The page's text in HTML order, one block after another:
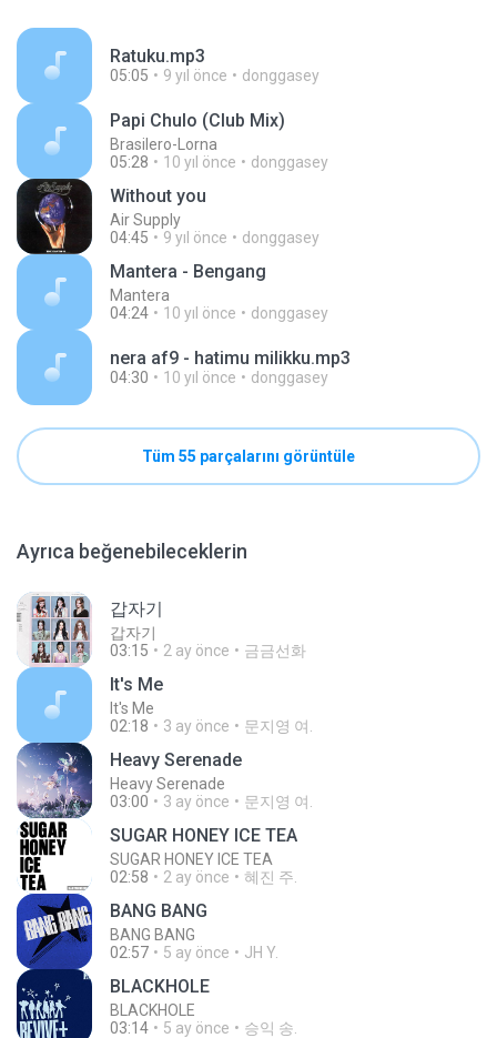
Ratuku.mp3
05:05 9 yıl önce donggasey
Papi Chulo (Club Mix)
Brasilero-Lorna
05:28
10 yıl önce donggasey
Without you
Air Supply
04:45
9 yıl önce donggasey
Mantera - Bengang
Mantera
04:24
10 yıl önce donggasey
nera af9 - hatimu milikku.mp3
04:30 10 yıl önce donggasey
Tüm 55 parçalarını görüntüle
Ayrıca beğenebileceklerin
갑자기
갑자기
03:15
2 ay önce 금금선화
It′s Me
It′s Me
02:18
3 ay önce 문지영 여.
Heavy Serenade
Heavy Serenade
03:00
3 ay önce 문지영 여.
SUGAR HONEY ICE TEA
SUGAR HONEY ICE TEA
02:58
2 ay önce 혜진 주.
BANG BANG
BANG BANG
02:57
5 ay önce JH Y.
BLACKHOLE
BLACKHOLE
03:14
5 ay önce 승익 송.